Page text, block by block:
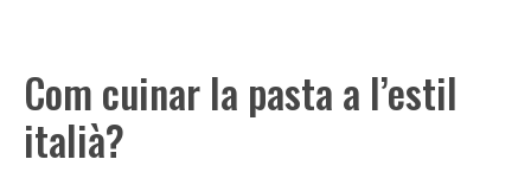
Com cuinar la pasta a l’estil
italià?